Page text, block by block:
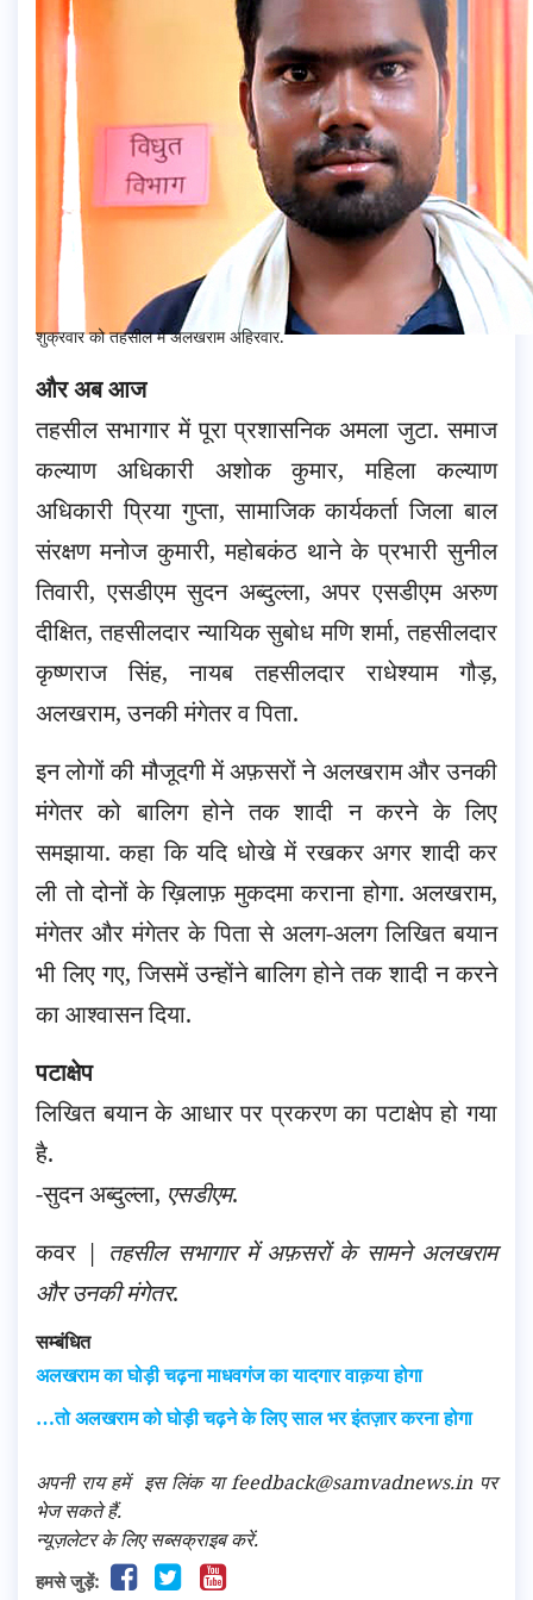
शुक्रवार को तहसील में अलखराम अहिरवार.
और अब आज
तहसील सभागार में पूरा प्रशासनिक अमला जुटा. समाज
कल्याण अधिकारी अशोक कुमार, महिला कल्याण
अधिकारी प्रिया गुप्ता, सामाजिक कार्यकर्ता जिला बाल
संरक्षण मनोज कुमारी, महोबकंठ थाने के प्रभारी सुनील
तिवारी, एसडीएम सुदन अब्दुल्ला, अपर एसडीएम अरुण
दीक्षित, तहसीलदार न्यायिक सुबोध मणि शर्मा, तहसीलदार
कृष्णराज सिंह, नायब तहसीलदार राधेश्याम गौड़,
अलखराम, उनकी मंगेतर व पिता.
इन लोगों की मौजूदगी में अफ़सरों ने अलखराम और उनकी
मंगेतर को बालिग होने तक शादी न करने के लिए
समझाया. कहा कि यदि धोखे में रखकर अगर शादी कर
ली तो दोनों के ख़िलाफ़ मुकदमा कराना होगा. अलखराम,
मंगेतर और मंगेतर के पिता से अलग-अलग लिखित बयान
भी लिए गए, जिसमें उन्होंने बालिग होने तक शादी न करने
का आश्वासन दिया.
पटाक्षेप
लिखित बयान के आधार पर प्रकरण का पटाक्षेप हो गया
है.
-सुदन अब्दुल्ला, एसडीएम.
कवर | तहसील सभागार में अफ़सरों के सामने अलखराम
और उनकी मंगेतर.
सम्बंधित
अलखराम का घोड़ी चढ़ना माधवगंज का यादगार वाक़या होगा
…तो अलखराम को घोड़ी चढ़ने के लिए साल भर इंतज़ार करना होगा
अपनी राय हमें इस लिंक या feedback@samvadnews.in पर
भेज सकते हैं.
न्यूज़लेटर के लिए सब्सक्राइब करें.
हमसे जुड़ें: